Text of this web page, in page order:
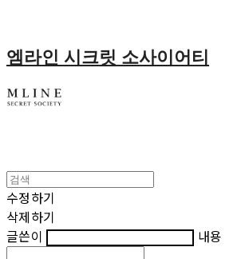
엠라인 시크릿 소사이어티
수정하기
삭제하기
글쓴이
내용